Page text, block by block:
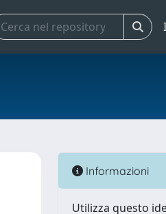
Informazioni
Utilizza questo